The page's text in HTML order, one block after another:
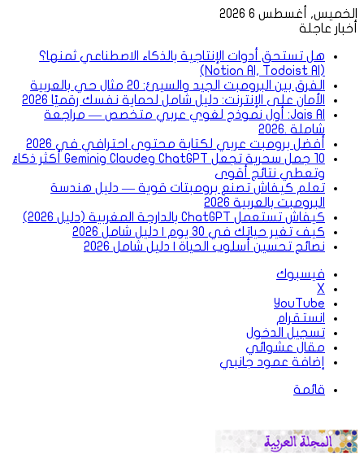
الخميس, أغسطس 6 2026
أخبار عاجلة
هل تستحق أدوات الإنتاجية بالذكاء الاصطناعي ثمنها؟
(Notion AI, Todoist AI)
الفرق بين البرومبت الجيد والسيئ: 20 مثال حي بالعربية
الأمان على الإنترنت: دليل شامل لحماية نفسك رقميًا 2026
Jais AI: أول نموذج لغوي عربي متخصص — مراجعة
شاملة .2026
أفضل برومبت عربي لكتابة محتوى احترافي في 2026
10 جمل سحرية تجعل ChatGPT وClaude وGemini أكثر ذكاءً
وتعطي نتائج أقوى
تعلم كيفاش تصنع برومبتات قوية — دليل هندسة
البرومبت بالعربية 2026
كيفاش تستعمل ChatGPT بالدارجة المغربية (دليل 2026)
كيف تغير حياتك في 30 يوم | دليل شامل 2026
نصائح تحسين أسلوب الحياة | دليل شامل 2026
فيسبوك
‫X
‫YouTube
انستقرام
تسجيل الدخول
مقال عشوائي
إضافة عمود جانبي
قائمة